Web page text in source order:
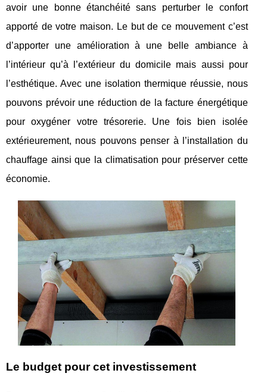
avoir une bonne étanchéité sans perturber le confort
apporté de votre maison. Le but de ce mouvement c’est
d’apporter une amélioration à une belle ambiance à
l’intérieur qu’à l’extérieur du domicile mais aussi pour
l’esthétique. Avec une isolation thermique réussie, nous
pouvons prévoir une réduction de la facture énergétique
pour oxygéner votre trésorerie. Une fois bien isolée
extérieurement, nous pouvons penser à l’installation du
chauffage ainsi que la climatisation pour préserver cette
économie.
Le budget pour cet investissement